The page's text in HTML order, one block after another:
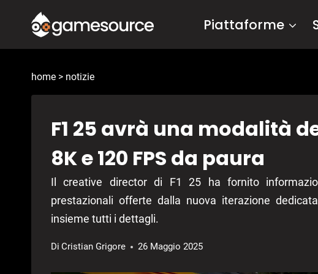
contenuto
Piattaforme
home > notizie
F1 25 avrà una modalità
8K e 120 FPS da paura
Il creative director di F1 25 ha fornito
prestazionali offerte dalla nuova iterazione
insieme tutti i dettagli.
Di Cristian Grigore 26 Maggio 2025